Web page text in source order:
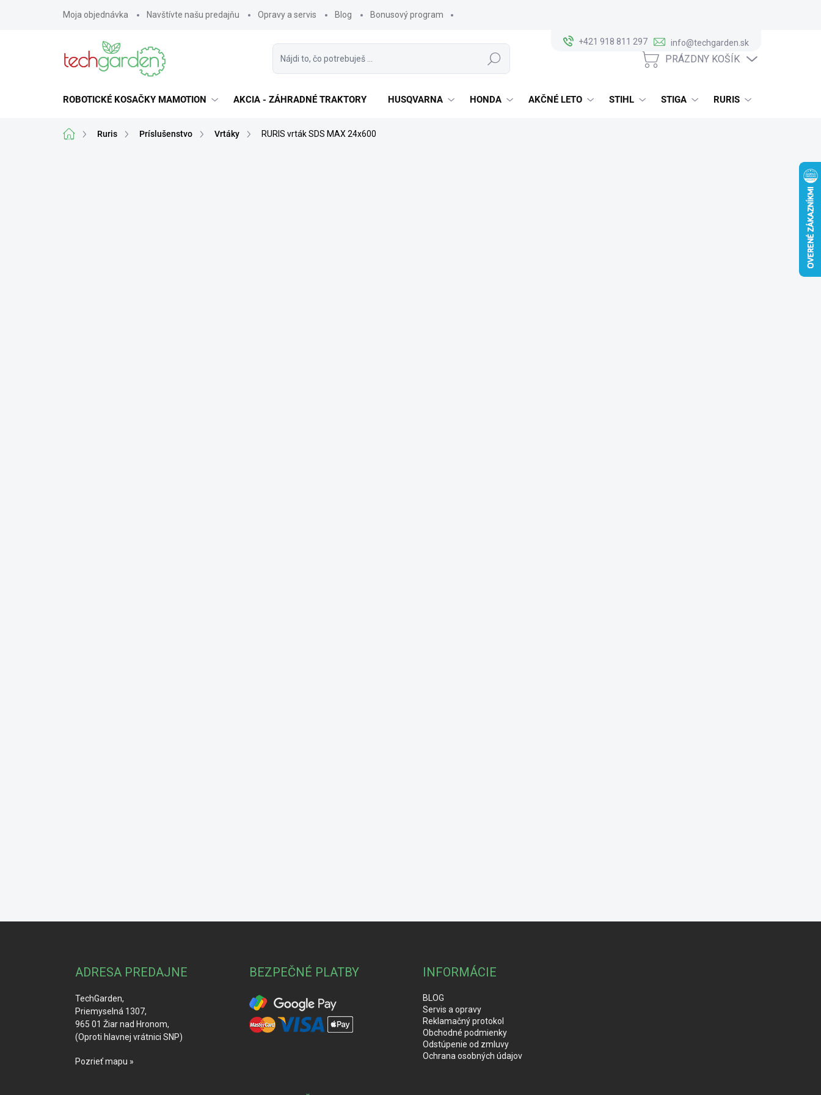
+421 918 811 297
info@techgarden.sk
Moja objednávka Navštívte našu predajňu Opravy a servis Blog Bonusový program
Hľadať
NÁKUPNÝ
PRÁZDNY KOŠÍK
ROBOTICKÉ KOSAČKY MAMOTION AKCIA - ZÁHRADNÉ TRAKTORY HUSQVARNA HONDA AKČNÉ LETO STIHL STIGA RURIS
DomovRuris Príslušenstvo Vrtáky RURIS vrták SDS MAX 24x600
ADRESA PREDAJNE
TechGarden,
Priemyselná 1307,
965 01 Žiar nad Hronom,
(Oproti hlavnej vrátnici SNP)
Pozrieť mapu »
BEZPEČNÉ PLATBY INFORMÁCIE
BLOG
Servis a opravy
Reklamačný protokol
Obchodné podmienky
Odstúpenie od zmluvy
Ochrana osobných údajov